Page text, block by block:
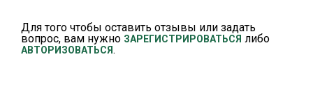
Для того чтобы оставить отзывы или задать
вопрос, вам нужно ЗАРЕГИСТРИРОВАТЬСЯ либо
АВТОРИЗОВАТЬСЯ.